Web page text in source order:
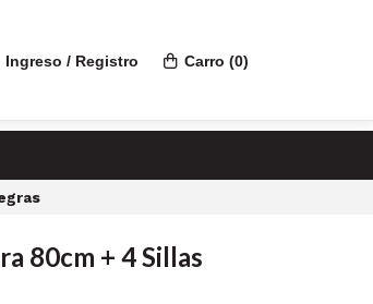
Ingreso / Registro Carro (0)
80cm + 4 Sillas